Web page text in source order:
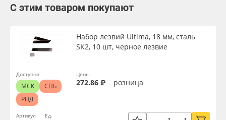
С этим товаром покупают
Артикул
Набор лезвий Ultima, 18 мм, сталь
SK2, 10 шт, черное лезвие
Ед.
Цены
272.86 ₽ розница
Доступно
МСК
СПБ
РНД